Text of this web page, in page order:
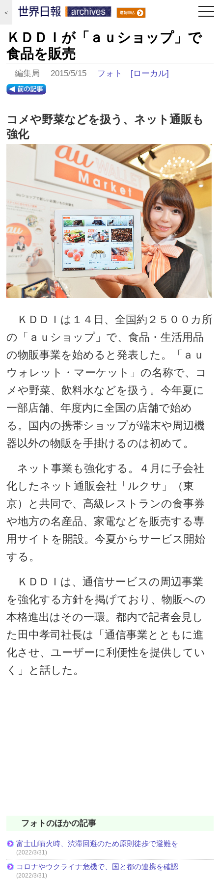
＜
ＫＤＤＩが「ａｕショップ」で
食品を販売
編集局 2015/5/15 フォト [ローカル]
コメや野菜などを扱う、ネット通販も
強化
ＫＤＤＩは１４日、全国約２５００カ所
の「ａｕショップ」で、食品・生活用品
の物販事業を始めると発表した。「ａｕ
ウォレット・マーケット」の名称で、コ
メや野菜、飲料水などを扱う。今年夏に
一部店舗、年度内に全国の店舗で始め
る。国内の携帯ショップが端末や周辺機
器以外の物販を手掛けるのは初めて。
ネット事業も強化する。４月に子会社
化したネット通販会社「ルクサ」（東
京）と共同で、高級レストランの食事券
や地方の名産品、家電などを販売する専
用サイトを開設。今夏からサービス開始
する。
ＫＤＤＩは、通信サービスの周辺事業
を強化する方針を掲げており、物販への
本格進出はその一環。都内で記者会見し
た田中孝司社長は「通信事業とともに進
化させ、ユーザーに利便性を提供してい
く」と話した。
フォトのほかの記事
富士山噴火時、渋滞回避のため原則徒歩で避難を
(2022/3/31)
コロナやウクライナ危機で、国と都の連携を確認
(2022/3/31)